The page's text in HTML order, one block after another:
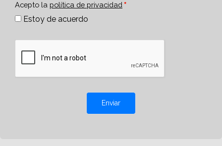
Acepto la política de privacidad
Estoy de acuerdo
Enviar